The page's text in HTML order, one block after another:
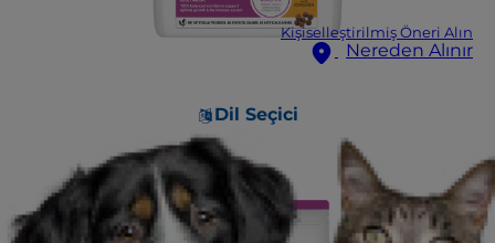
Kişiselleştirilmiş Öneri Alın
Nereden Alınır
Dil Seçici